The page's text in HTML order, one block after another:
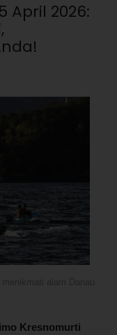
April 2026:
Kresnomurti